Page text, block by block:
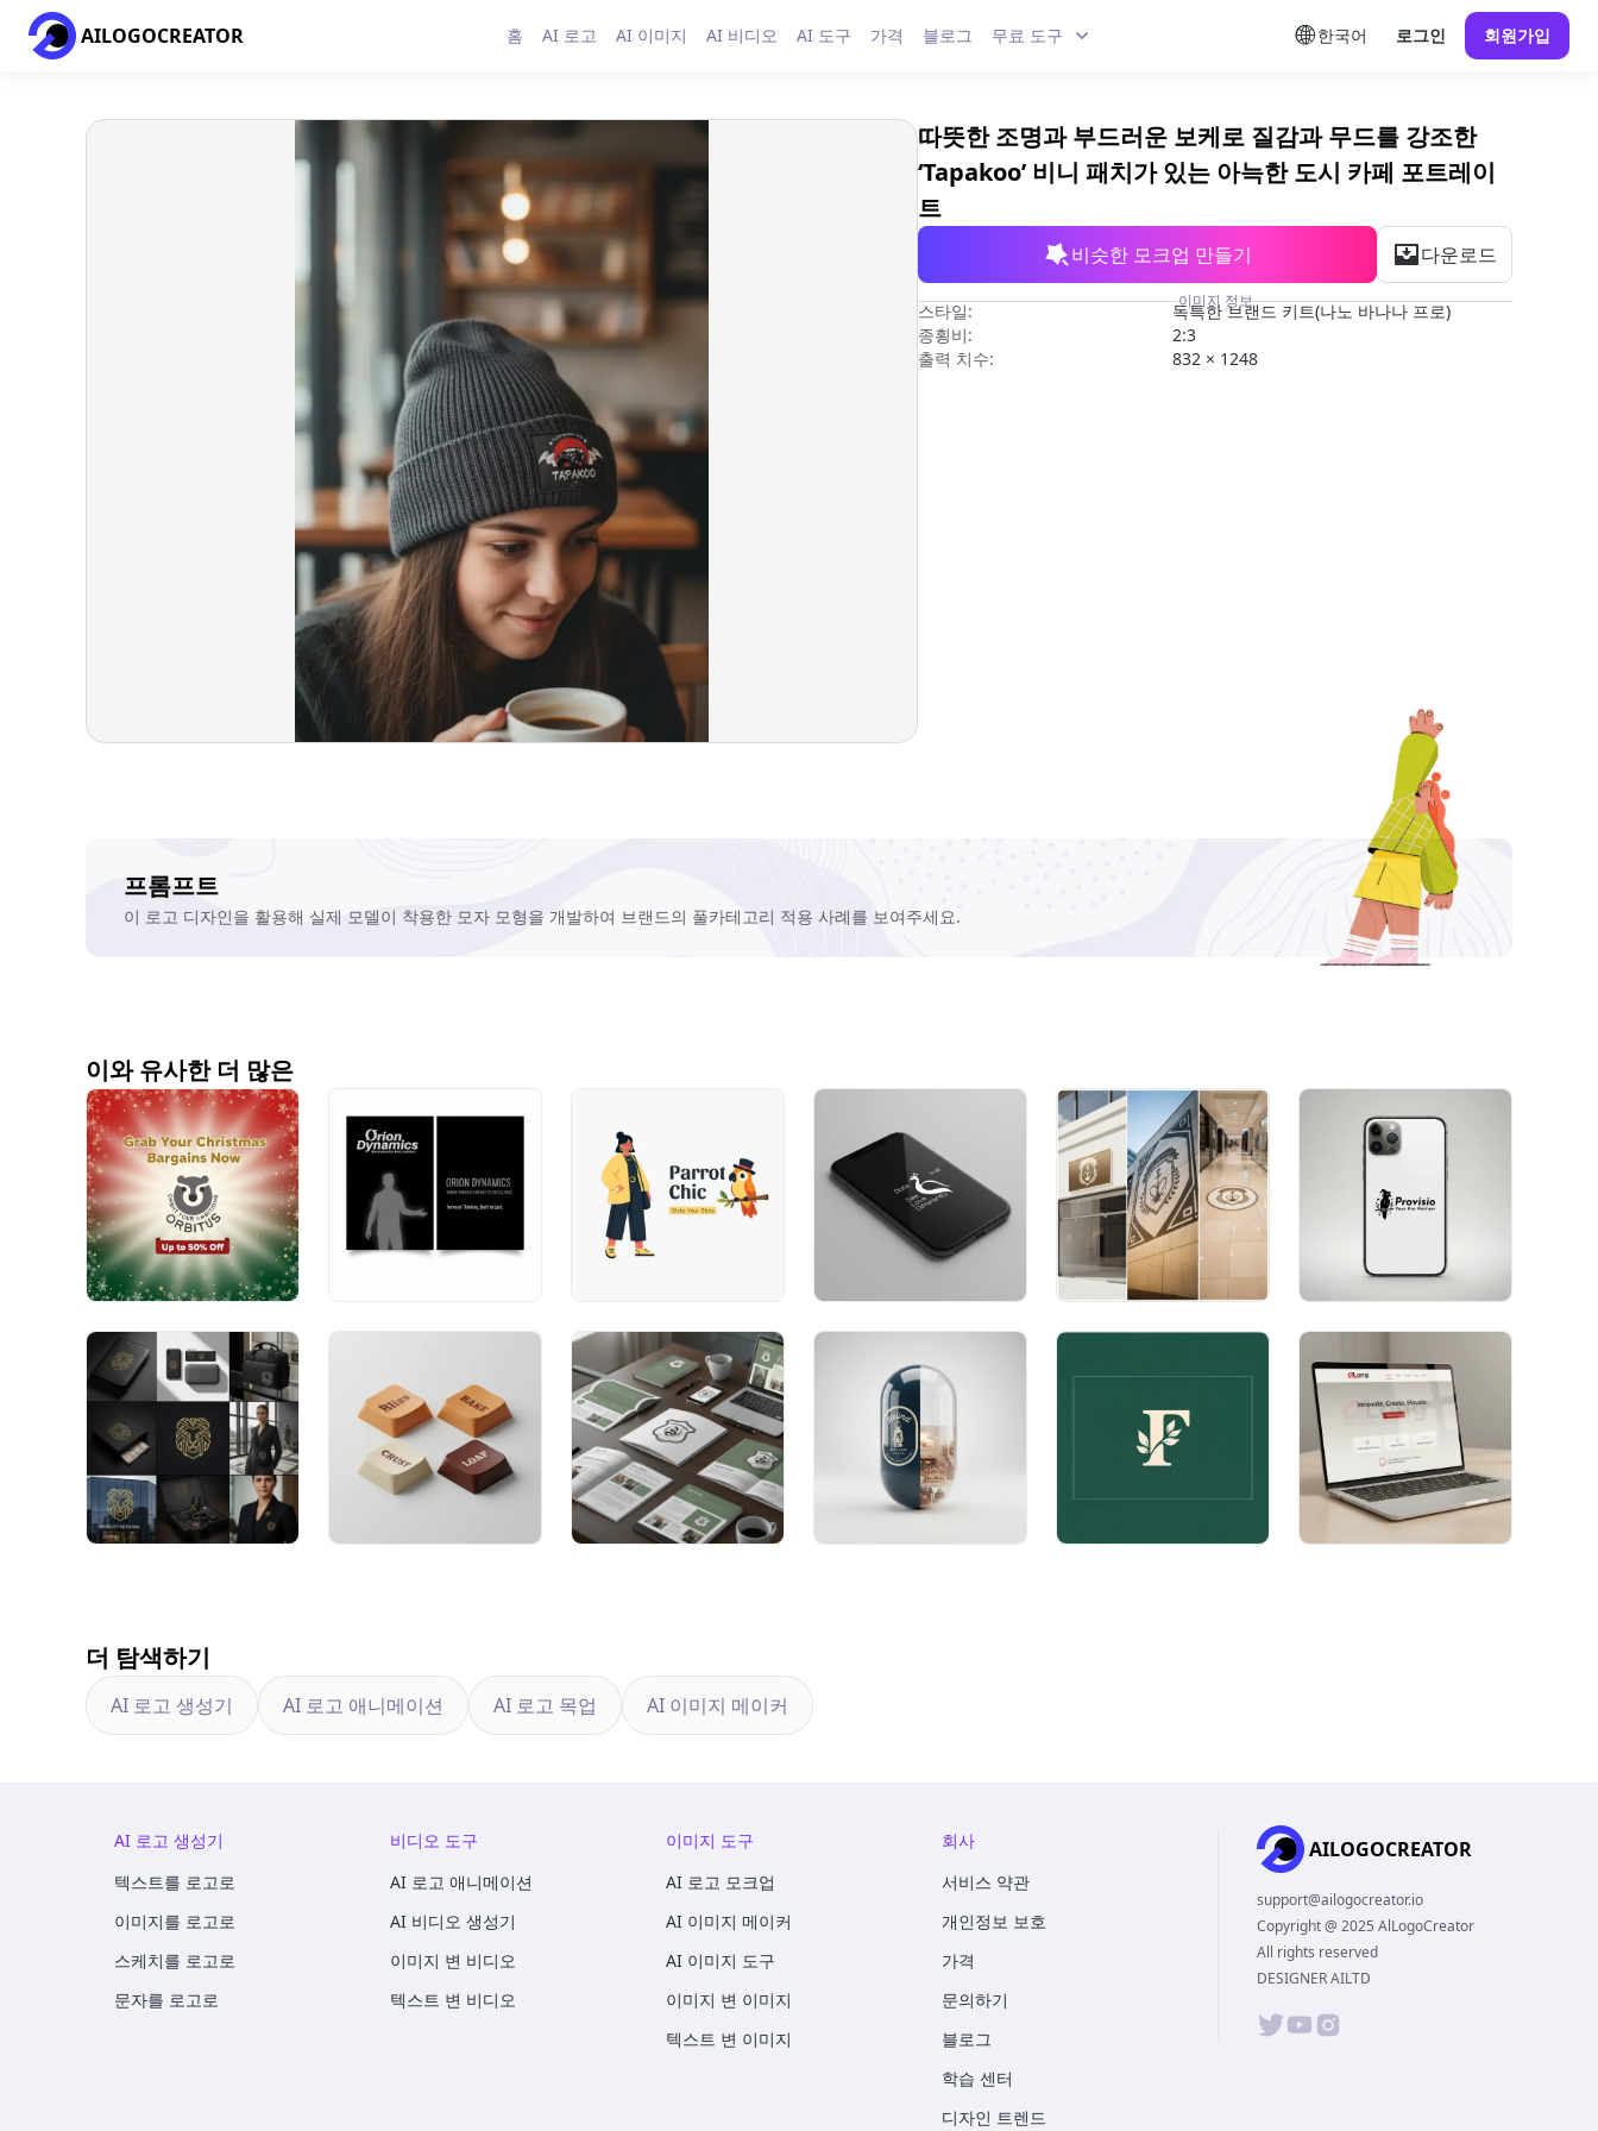
AILOGOCREATOR 홈 AI 로고 AI 이미지 AI 비디오 AI 도구 가격 블로그 무료 도구 한국어 로그인 회원가입
따뜻한 조명과 부드러운 보케로 질감과 무드를 강조한
‘Tapakoo’ 비니 패치가 있는 아늑한 도시 카페 포트레이
트
비슷한 모크업 만들기 다운로드
이미지 정보
스타일:
독특한 브랜드 키트(나노 바나나 프로)
종횡비:
2:3
출력 치수:
832 × 1248
프롬프트
이 로고 디자인을 활용해 실제 모델이 착용한 모자 모형을 개발하여 브랜드의 풀카테고리 적용 사례를 보여주세요.
이와 유사한 더 많은
더 탐색하기
AI 로고 생성기 AI 로고 애니메이션 AI 로고 목업 AI 이미지 메이커
AI 로고 생성기
텍스트를 로고로
이미지를 로고로
스케치를 로고로
문자를 로고로
비디오 도구
AI 로고 애니메이션
AI 비디오 생성기
이미지 변 비디오
텍스트 변 비디오
이미지 도구
AI 로고 모크업
AI 이미지 메이커
AI 이미지 도구
이미지 변 이미지
텍스트 변 이미지
회사
서비스 약관
개인정보 보호
가격
문의하기
블로그
학습 센터
디자인 트렌드
AILOGOCREATOR
support@ailogocreator.io
Copyright @ 2025 AlLogoCreator
All rights reserved
DESIGNER AILTD